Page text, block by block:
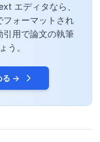
エディタなら、
フォーマットされ
引用で論文の執筆
う。
る →